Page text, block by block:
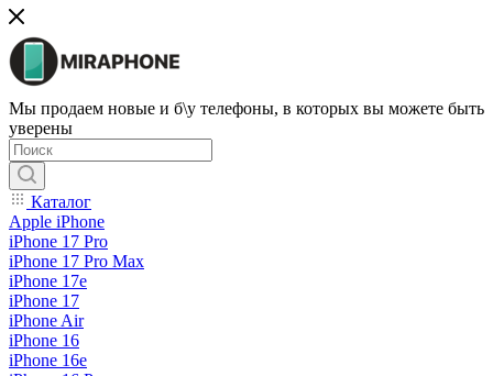
Мы продаем новые и б\у телефоны, в которых вы можете быть
уверены
Каталог
Apple iPhone
iPhone 17 Pro
iPhone 17 Pro Max
iPhone 17e
iPhone 17
iPhone Air
iPhone 16
iPhone 16e